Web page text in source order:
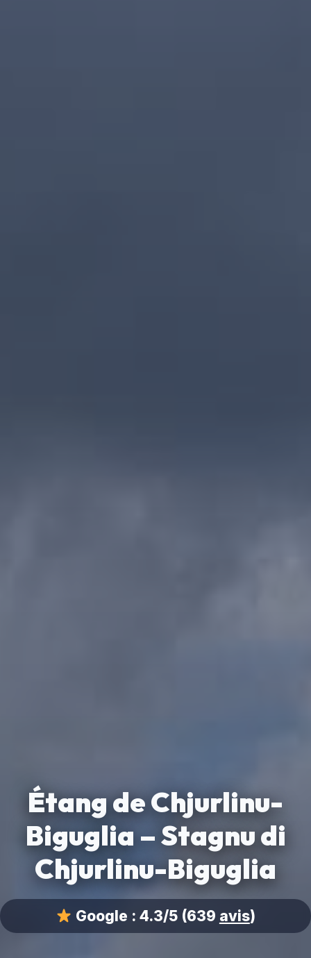
Étang de Chjurlinu-
Biguglia – Stagnu di
Chjurlinu-Biguglia
Google : 4.3/5(639 avis)